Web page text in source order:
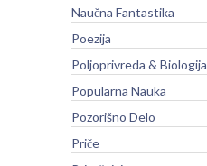
Naučna Fantastika
Poezija
Poljoprivreda & Biologija
Popularna Nauka
Pozorišno Delo
Priče